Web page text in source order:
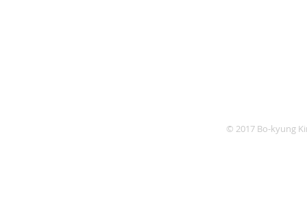
© 2017 Bo-kyung